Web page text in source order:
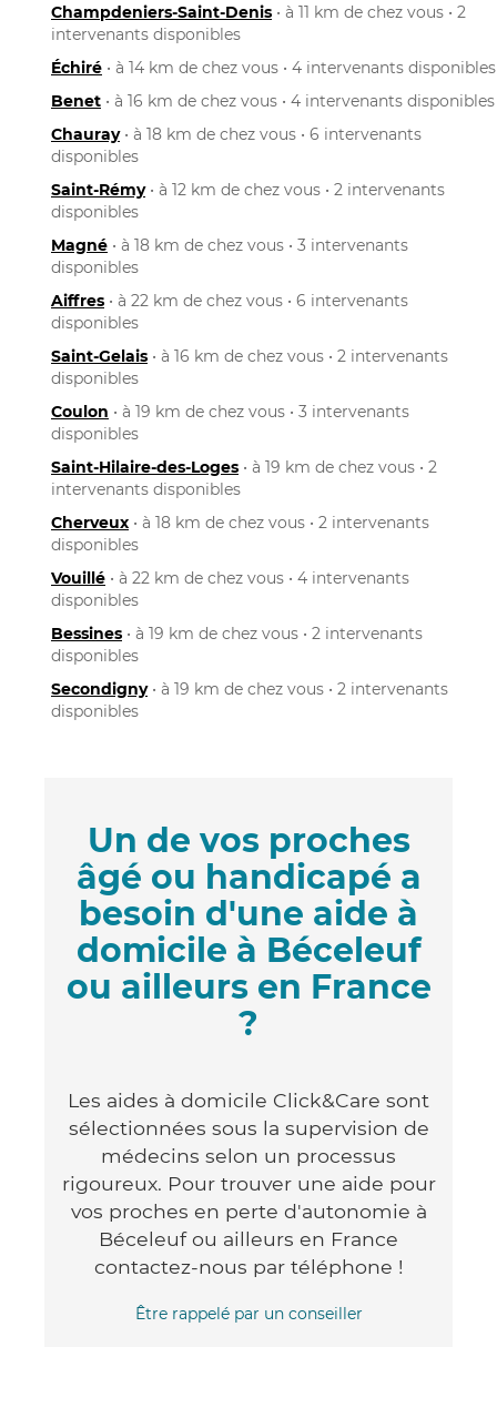
Champdeniers-Saint-Denis • à 11 km de chez vous • 2
intervenants disponibles
Échiré • à 14 km de chez vous • 4 intervenants disponibles
Benet • à 16 km de chez vous • 4 intervenants disponibles
Chauray• à 18 km de chez vous • 6 intervenants
disponibles
Saint-Rémy• à 12 km de chez vous • 2 intervenants
disponibles
Magné • à 18 km de chez vous • 3 intervenants
disponibles
Aiffres • à 22 km de chez vous • 6 intervenants
disponibles
Saint-Gelais • à 16 km de chez vous • 2 intervenants
disponibles
Coulon • à 19 km de chez vous • 3 intervenants
disponibles
Saint-Hilaire-des-Loges • à 19 km de chez vous • 2
intervenants disponibles
Cherveux • à 18 km de chez vous • 2 intervenants
disponibles
Vouillé • à 22 km de chez vous • 4 intervenants
disponibles
Bessines • à 19 km de chez vous • 2 intervenants
disponibles
Secondigny• à 19 km de chez vous • 2 intervenants
disponibles
Un de vos proches
âgé ou handicapé a
besoin d'une aide à
domicile à Béceleuf
ou ailleurs en France
?
Les aides à domicile Click&Care sont
sélectionnées sous la supervision de
médecins selon un processus
rigoureux. Pour trouver une aide pour
vos proches en perte d'autonomie à
Béceleuf ou ailleurs en France
contactez-nous par téléphone !
Être rappelé par un conseiller